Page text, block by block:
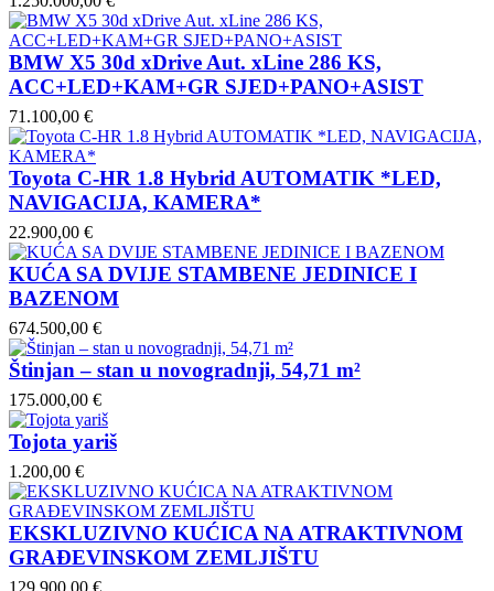
BMW X5 30d xDrive Aut. xLine 286 KS,
ACC+LED+KAM+GR SJED+PANO+ASIST
71.100,00 €
Toyota C-HR 1.8 Hybrid AUTOMATIK *LED,
NAVIGACIJA, KAMERA*
22.900,00 €
KUĆA SA DVIJE STAMBENE JEDINICE I
BAZENOM
674.500,00 €
Štinjan – stan u novogradnji, 54,71 m²
175.000,00 €
Tojota yariš
1.200,00 €
EKSKLUZIVNO KUĆICA NA ATRAKTIVNOM
GRAĐEVINSKOM ZEMLJIŠTU
129.900,00 €